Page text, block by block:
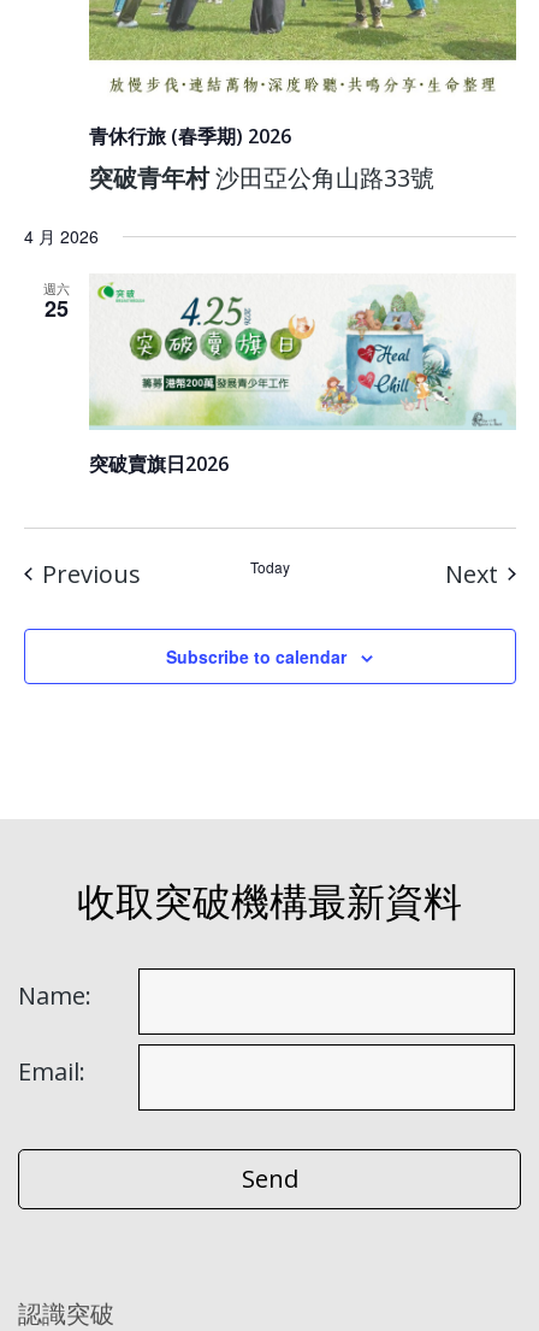
青休行旅 (春季期) 2026
突破青年村沙田亞公角山路33號
4 月 2026
週六
25
突破賣旗日2026
PreviousEvents Today Next
Subscribe to calendar
收取突破機構最新資料
Name:
Email:
認識突破